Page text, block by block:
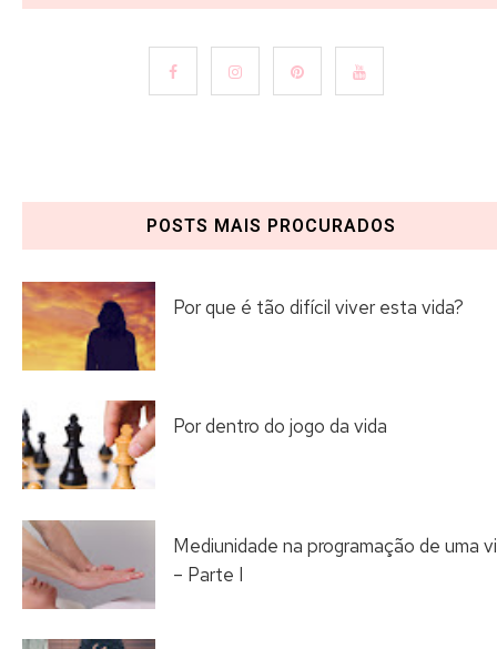
POSTS MAIS PROCURADOS
Por que é tão difícil viver esta vida?
Por dentro do jogo da vida
Mediunidade na programação de uma
– Parte I